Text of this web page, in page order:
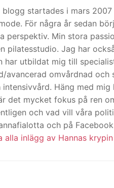
blogg startades i mars
För några år sedan
perspektiv. Min stora
pilatesstudio. Jag har
har utbildat mig till
avancerad omvårdnad och
intensivvård. Häng med
det mycket fokus på ren
och vad vill våra
och på
alla inlägg av Hannas krypin